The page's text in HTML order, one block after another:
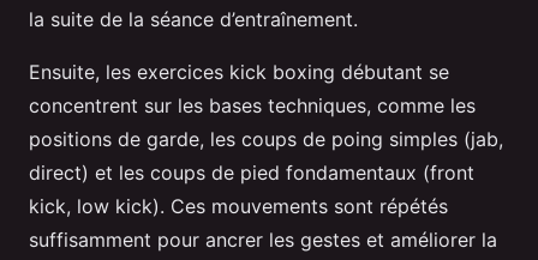
la suite de la séance d’entraînement.
Ensuite, les exercices kick boxing débutant se
concentrent sur les bases techniques, comme les
positions de garde, les coups de poing simples (jab,
direct) et les coups de pied fondamentaux (front
kick, low kick). Ces mouvements sont répétés
suffisamment pour ancrer les gestes et améliorer la